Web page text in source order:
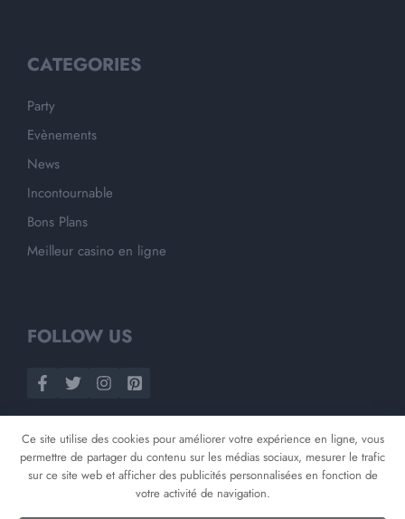
CATEGORIES
Party
Evènements
News
Incontournable
Bons Plans
Meilleur casino en ligne
FOLLOW US
Ce site utilise des cookies pour améliorer votre expérience en ligne, vous
permettre de partager du contenu sur les médias sociaux, mesurer le trafic
sur ce site web et afficher des publicités personnalisées en fonction de
votre activité de navigation.